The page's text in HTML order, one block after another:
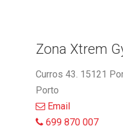
Zona Xtrem
Curros 43. 15121
Porto
Email
699 870 007